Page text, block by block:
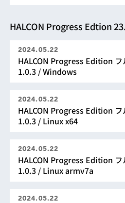
HALCON Progress Edtion
2024.05.22
HALCON Progress Edition
1.0.3 / Windows
2024.05.22
HALCON Progress Edition
1.0.3 / Linux x64
2024.05.22
HALCON Progress Edition
1.0.3 / Linux armv7a
2024.05.22